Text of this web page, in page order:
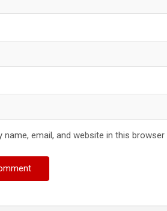
name, email, and website in this